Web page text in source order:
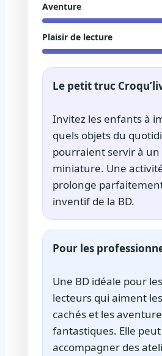
Aventure
Plaisir de lecture
Le petit truc
Invitez les enfants à
quels objets du
pourraient servir à un
miniature. Une
prolonge
inventif de la BD.
Pour les
Une BD idéale pour
lecteurs qui aiment
cachés et les
fantastiques. Elle peut
accompagner des